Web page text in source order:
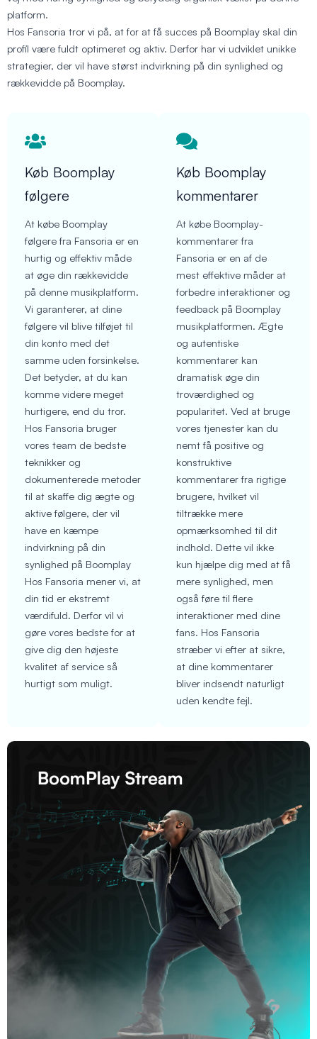
platform.
Hos Fansoria tror vi på, at for at få succes på Boomplay skal din
profil være fuldt optimeret og aktiv. Derfor har vi udviklet unikke
strategier, der vil have størst indvirkning på din synlighed og
rækkevidde på Boomplay.
Køb Boomplay
følgere
At købe Boomplay
følgere fra Fansoria er en
hurtig og effektiv måde
at øge din rækkevidde
på denne musikplatform.
Vi garanterer, at dine
følgere vil blive tilføjet til
din konto med det
samme uden forsinkelse.
Det betyder, at du kan
komme videre meget
hurtigere, end du tror.
Hos Fansoria bruger
vores team de bedste
teknikker og
dokumenterede metoder
til at skaffe dig ægte og
aktive følgere, der vil
have en kæmpe
indvirkning på din
synlighed på Boomplay
Hos Fansoria mener vi, at
din tid er ekstremt
værdifuld. Derfor vil vi
gøre vores bedste for at
give dig den højeste
kvalitet af service så
hurtigt som muligt.
Køb Boomplay
kommentarer
At købe Boomplay-
kommentarer fra
Fansoria er en af de
mest effektive måder at
forbedre interaktioner og
feedback på Boomplay
musikplatformen. Ægte
og autentiske
kommentarer kan
dramatisk øge din
troværdighed og
popularitet. Ved at bruge
vores tjenester kan du
nemt få positive og
konstruktive
kommentarer fra rigtige
brugere, hvilket vil
tiltrække mere
opmærksomhed til dit
indhold. Dette vil ikke
kun hjælpe dig med at få
mere synlighed, men
også føre til flere
interaktioner med dine
fans. Hos Fansoria
stræber vi efter at sikre,
at dine kommentarer
bliver indsendt naturligt
uden kendte fejl.